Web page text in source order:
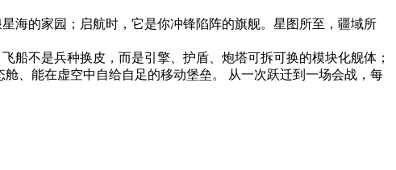
海的家园；启航时，它是你冲锋陷阵的旗舰。星图所至，疆域所
不是兵种换皮，而是引擎、护盾、炮塔可拆可换的模块化舰体；
、能在虚空中自给自足的移动堡垒。 从一次跃迁到一场会战，每